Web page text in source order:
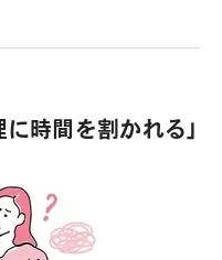
時間を割かれる」